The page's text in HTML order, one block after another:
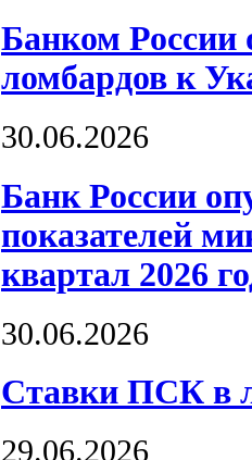
Банком России
ломбардов к
30.06.2026
Банк России
показателей
квартал 2026
30.06.2026
Ставки ПСК в
29.06.2026